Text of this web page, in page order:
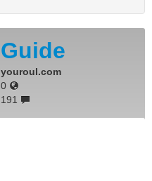
Guide
youroul.com
0
191